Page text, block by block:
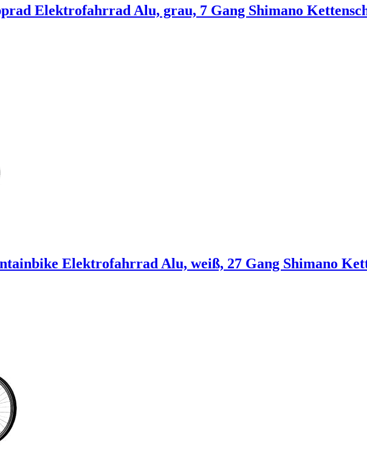
Elektrofahrrad Alu, grau, 7 Gang Shimano
Elektrofahrrad Alu, weiß, 27 Gang Shimano